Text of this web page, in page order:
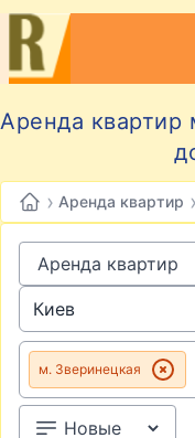
Аренда квартир
› Аренда квартир ›
м. Зверинецкая